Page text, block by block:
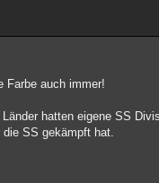
Farbe auch immer!
hatten eigene SS
SS gekämpft hat.